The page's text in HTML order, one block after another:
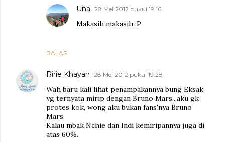
BALAS
Una 28 Mei 2012 pukul 19.16
Makasih makasih :P
Ririe Khayan 28 Mei 2012 pukul 19.28
Wah baru kali lihat penampakannya bung Eksak
yg ternyata mirip dengan Bruno Mars...aku gk
protes kok, wong aku bukan fans'nya Bruno
Mars.
Kalau mbak Nchie dan Indi kemiripannya juga di
atas 60%.